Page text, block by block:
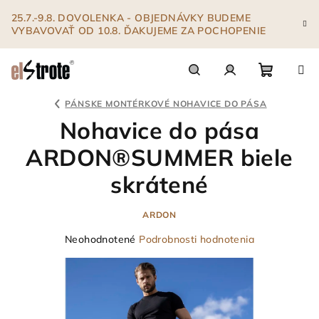
obsah
25.7.-9.8. DOVOLENKA - OBJEDNÁVKY BUDEME
VYBAVOVAŤ OD 10.8. ĎAKUJEME ZA POCHOPENIE
PÁNSKE MONTÉRKOVÉ NOHAVICE DO PÁSA
Nohavice do pása
ARDON®SUMMER biele
skrátené
ARDON
Priemerné
Neohodnotené Podrobnosti hodnotenia